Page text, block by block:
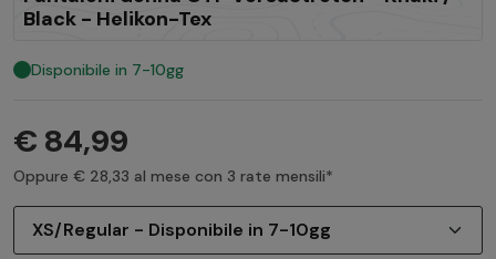
Black - Helikon-Tex
Disponibile in 7-10gg
€ 84,99
Oppure € 28,33 al mese con 3 rate mensili*